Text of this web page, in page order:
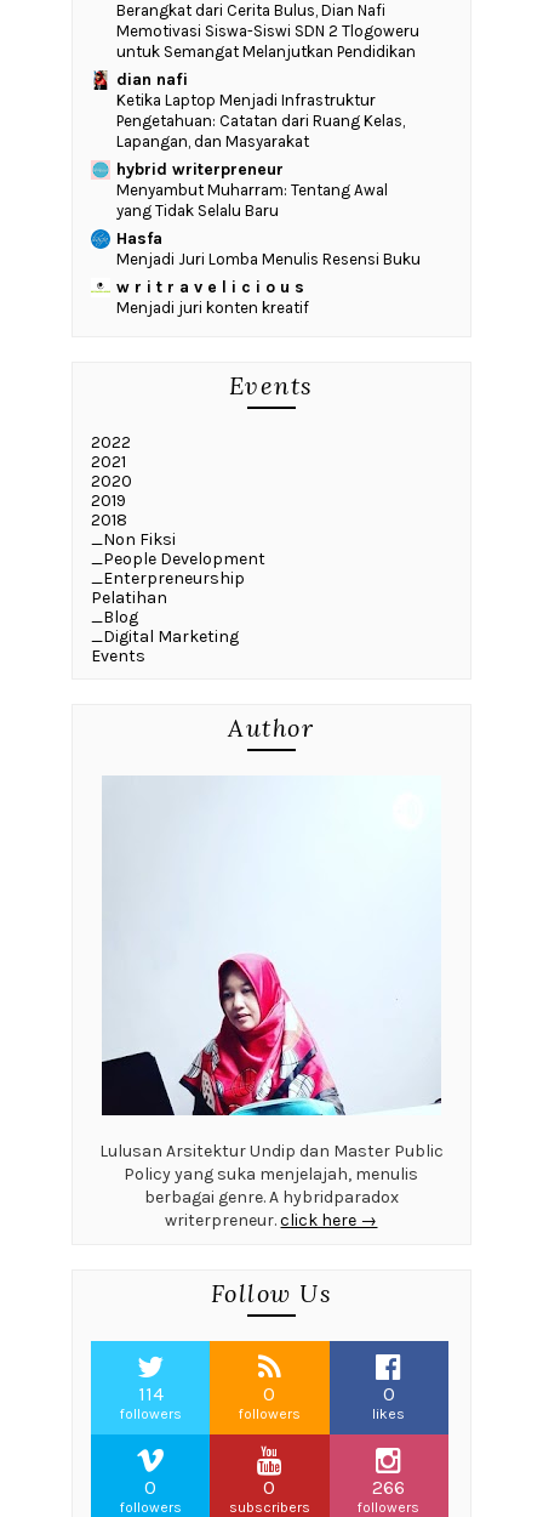
‎Berangkat dari Cerita Bulus, Dian Nafi
Memotivasi Siswa-Siswi SDN 2 Tlogoweru
untuk Semangat Melanjutkan Pendidikan
dian nafi
Ketika Laptop Menjadi Infrastruktur
Pengetahuan: Catatan dari Ruang Kelas,
Lapangan, dan Masyarakat
hybrid writerpreneur
Menyambut Muharram: Tentang Awal
yang Tidak Selalu Baru
Hasfa
Menjadi Juri Lomba Menulis Resensi Buku
w r i t r a v e l i c i o u s
Menjadi juri konten kreatif
Events
2022
2021
2020
2019
2018
_Non Fiksi
_People Development
_Enterpreneurship
Pelatihan
_Blog
_Digital Marketing
Events
Author
Lulusan Arsitektur Undip dan Master Public
Policy yang suka menjelajah, menulis
berbagai genre. A hybridparadox
writerpreneur.click here →
Follow Us
114
followers
0
followers
0
likes
0
followers
0
subscribers
266
followers